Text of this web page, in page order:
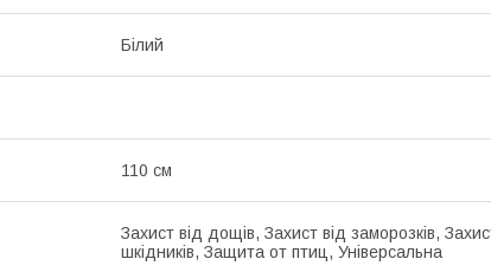
Білий
110 см
Захист від дощів, Захист від заморозків,
шкідників, Защита от птиц, Універсальна